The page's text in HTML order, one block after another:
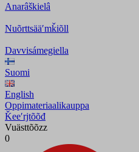
Anarâškielâ
Nuõrttsääʹmǩiõll
Davvisámegiella
Suomi
English
Oppimateriaalikauppa
Ǩeeʹrjtõõđ
Vuästtõõzz
0